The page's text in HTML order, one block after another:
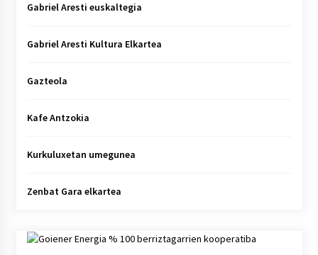
Gabriel Aresti euskaltegia
Gabriel Aresti Kultura Elkartea
Gazteola
Kafe Antzokia
Kurkuluxetan umegunea
Zenbat Gara elkartea